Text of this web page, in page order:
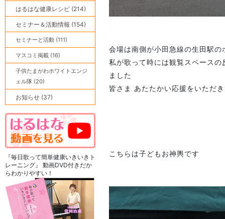
会場は南側が小田急線の生田駅
私が歌って時には観覧スペース
ました
皆さま あたたかい応援をいただ
こちらは子どもお神輿です
はるはな健康レシピ (214)
セミナー＆活動情報 (154)
セミナーと活動 (111)
マスコミ掲載 (16)
子供たまがわホワイトエンジ
ェル隊 (20)
お知らせ (37)
『毎日歌って簡単健康いきいきト
レーニング』 動画DVD付きだか
らわかりやすい！